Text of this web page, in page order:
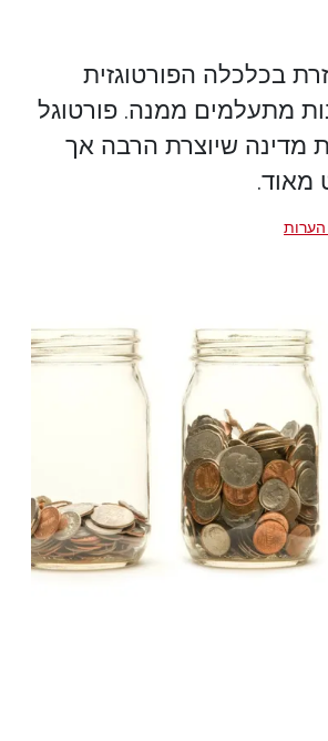
בכלכלה הפורטוגזית
מתעלמים ממנה. פורטוגל
מדינה שיוצרת הרבה אך